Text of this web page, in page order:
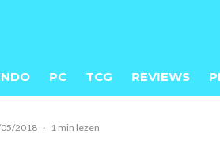
PC TCG REVIEWS
2018 · 1 min lezen